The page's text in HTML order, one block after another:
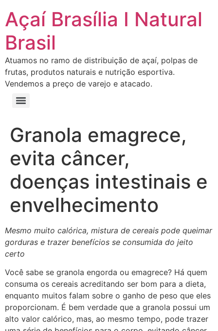
Açaí Brasília I Natural
Brasil
Atuamos no ramo de distribuição de açaí, polpas de
frutas, produtos naturais e nutrição esportiva.
Vendemos a preço de varejo e atacado.
Granola emagrece,
evita câncer,
doenças intestinais e
envelhecimento
Mesmo muito calórica, mistura de cereais pode queimar
gorduras e trazer benefícios se consumida do jeito
certo
Você sabe se granola engorda ou emagrece? Há quem
consuma os cereais acreditando ser bom para a dieta,
enquanto muitos falam sobre o ganho de peso que eles
proporcionam. É bem verdade que a granola possui um
alto valor calórico, mas, ao mesmo tempo, pode trazer